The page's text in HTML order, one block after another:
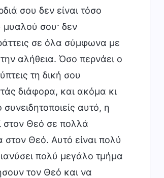
σου δεν είναι τόσο
μυαλού σου· δεν
σε όλα σύμφωνα με
αλήθεια. Όσο περνάει ο
τη δική σου
διάφορα, και ακόμα κι
αυτό, η
στον Θεό σε πολλά
στον Θεό. Αυτό είναι πολύ
πολύ μεγάλο τμήμα
τον Θεό και να